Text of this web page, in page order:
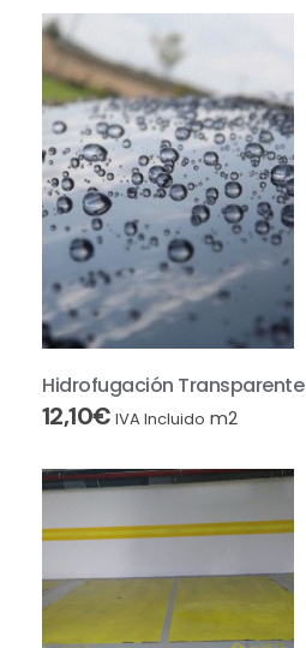
Hidrofugación Transparente
12,10€ IVA Incluido m2